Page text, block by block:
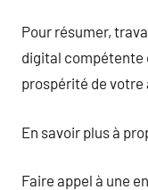
Pour résumer,
digital compétente
prospérité de
En savoir plus à
Faire appel à une